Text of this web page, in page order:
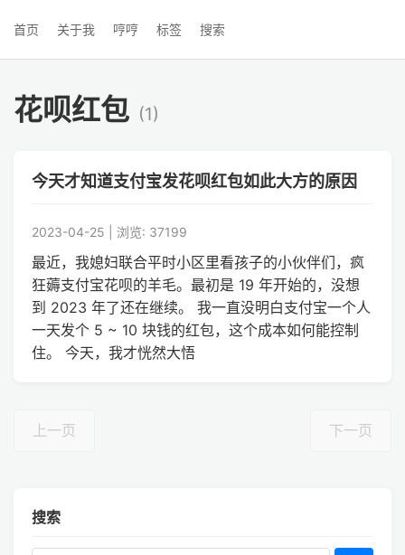
首页 关于我 哼哼 标签 搜索
花呗红包 (1)
今天才知道支付宝发花呗红包如此大方的原因
2023-04-25 | 浏览: 37199
最近，我媳妇联合平时小区里看孩子的小伙伴们，疯
狂薅支付宝花呗的羊毛。最初是 19 年开始的，没想
到 2023 年了还在继续。 我一直没明白支付宝一个人
一天发个 5 ~ 10 块钱的红包，这个成本如何能控制
住。 今天，我才恍然大悟
上一页 下一页
搜索